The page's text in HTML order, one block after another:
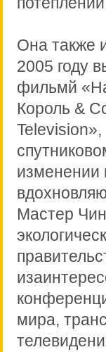
Она также
2005 году
фильмй
Король &
Television»,
изменении
Мастер
мира,